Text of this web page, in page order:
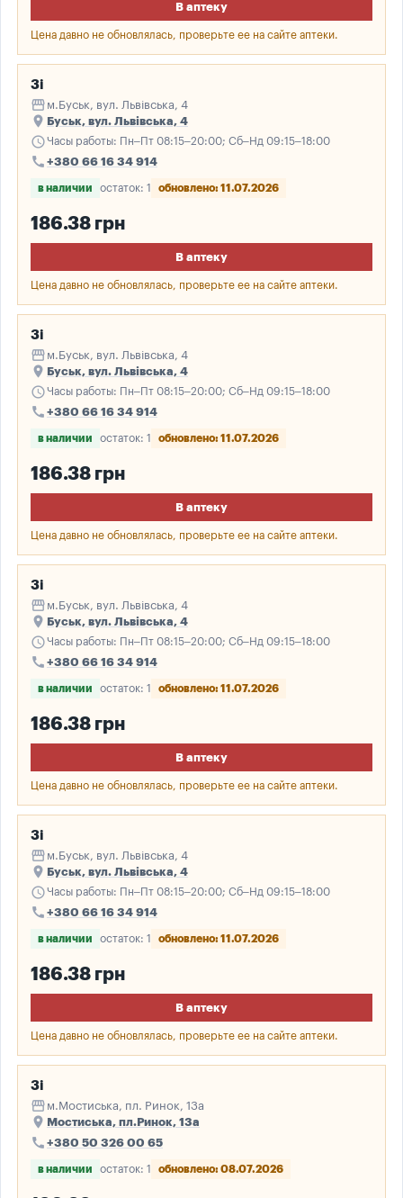
В аптеку
Цена давно не обновлялась, проверьте ее на сайте аптеки.
3і
storefront м.Буськ, вул. Львівська, 4
place Буськ, вул. Львівська, 4
scheduleЧасы работы: Пн–Пт 08:15–20:00; Сб–Нд 09:15–18:00
call +380 66 16 34 914
в наличии остаток: 1 обновлено: 11.07.2026
186.38 грн
В аптеку
Цена давно не обновлялась, проверьте ее на сайте аптеки.
3і
storefront м.Буськ, вул. Львівська, 4
place Буськ, вул. Львівська, 4
scheduleЧасы работы: Пн–Пт 08:15–20:00; Сб–Нд 09:15–18:00
call +380 66 16 34 914
в наличии остаток: 1 обновлено: 11.07.2026
186.38 грн
В аптеку
Цена давно не обновлялась, проверьте ее на сайте аптеки.
3і
storefront м.Буськ, вул. Львівська, 4
place Буськ, вул. Львівська, 4
scheduleЧасы работы: Пн–Пт 08:15–20:00; Сб–Нд 09:15–18:00
call +380 66 16 34 914
в наличии остаток: 1 обновлено: 11.07.2026
186.38 грн
В аптеку
Цена давно не обновлялась, проверьте ее на сайте аптеки.
3і
storefront м.Буськ, вул. Львівська, 4
place Буськ, вул. Львівська, 4
scheduleЧасы работы: Пн–Пт 08:15–20:00; Сб–Нд 09:15–18:00
call +380 66 16 34 914
в наличии остаток: 1 обновлено: 11.07.2026
186.38 грн
В аптеку
Цена давно не обновлялась, проверьте ее на сайте аптеки.
3і
storefront м.Мостиська, пл. Ринок, 13а
place Мостиська, пл.Ринок, 13а
call +380 50 326 00 65
в наличии остаток: 1 обновлено: 08.07.2026